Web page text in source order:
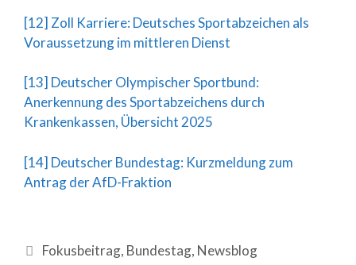
[12] Zoll Karriere: Deutsches Sportabzeichen als
Voraussetzung im mittleren Dienst
[13] Deutscher Olympischer Sportbund:
Anerkennung des Sportabzeichens durch
Krankenkassen, Übersicht 2025
[14] Deutscher Bundestag: Kurzmeldung zum
Antrag der AfD-Fraktion
Fokusbeitrag, Bundestag, Newsblog